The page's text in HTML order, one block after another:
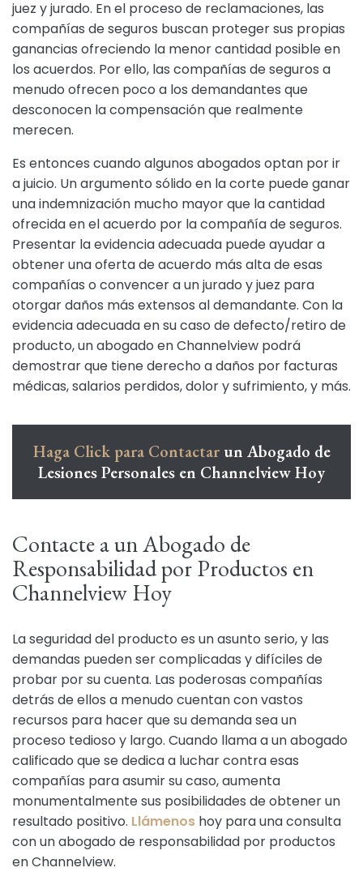
juez y jurado. En el proceso de reclamaciones, las
compañías de seguros buscan proteger sus propias
ganancias ofreciendo la menor cantidad posible en
los acuerdos. Por ello, las compañías de seguros a
menudo ofrecen poco a los demandantes que
desconocen la compensación que realmente
merecen.
Es entonces cuando algunos abogados optan por ir
a juicio. Un argumento sólido en la corte puede ganar
una indemnización mucho mayor que la cantidad
ofrecida en el acuerdo por la compañía de seguros.
Presentar la evidencia adecuada puede ayudar a
obtener una oferta de acuerdo más alta de esas
compañías o convencer a un jurado y juez para
otorgar daños más extensos al demandante. Con la
evidencia adecuada en su caso de defecto/retiro de
producto, un abogado en Channelview podrá
demostrar que tiene derecho a daños por facturas
médicas, salarios perdidos, dolor y sufrimiento, y más.
Haga Click para Contactarun Abogado de
Lesiones Personales en Channelview Hoy
Contacte a un Abogado de
Responsabilidad por Productos en
Channelview Hoy
La seguridad del producto es un asunto serio, y las
demandas pueden ser complicadas y difíciles de
probar por su cuenta. Las poderosas compañías
detrás de ellos a menudo cuentan con vastos
recursos para hacer que su demanda sea un
proceso tedioso y largo. Cuando llama a un abogado
calificado que se dedica a luchar contra esas
compañías para asumir su caso, aumenta
monumentalmente sus posibilidades de obtener un
resultado positivo. Llámenos hoy para una consulta
con un abogado de responsabilidad por productos
en Channelview.